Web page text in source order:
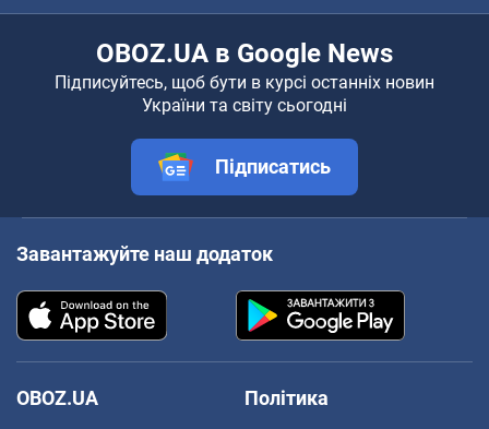
OBOZ.UA в Google News
Підписуйтесь, щоб бути в курсі останніх новин
України та світу сьогодні
Підписатись
Завантажуйте наш додаток
OBOZ.UA
Політика